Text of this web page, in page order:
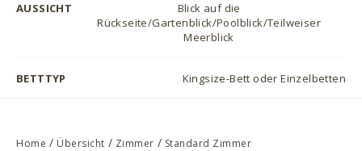
AUSSICHT
Blick auf die
Rückseite/Gartenblick/Poolblick/Teilweiser
Meerblick
BETTTYP Kingsize-Bett oder Einzelbetten
Home / Übersicht / Zimmer / Standard Zimmer